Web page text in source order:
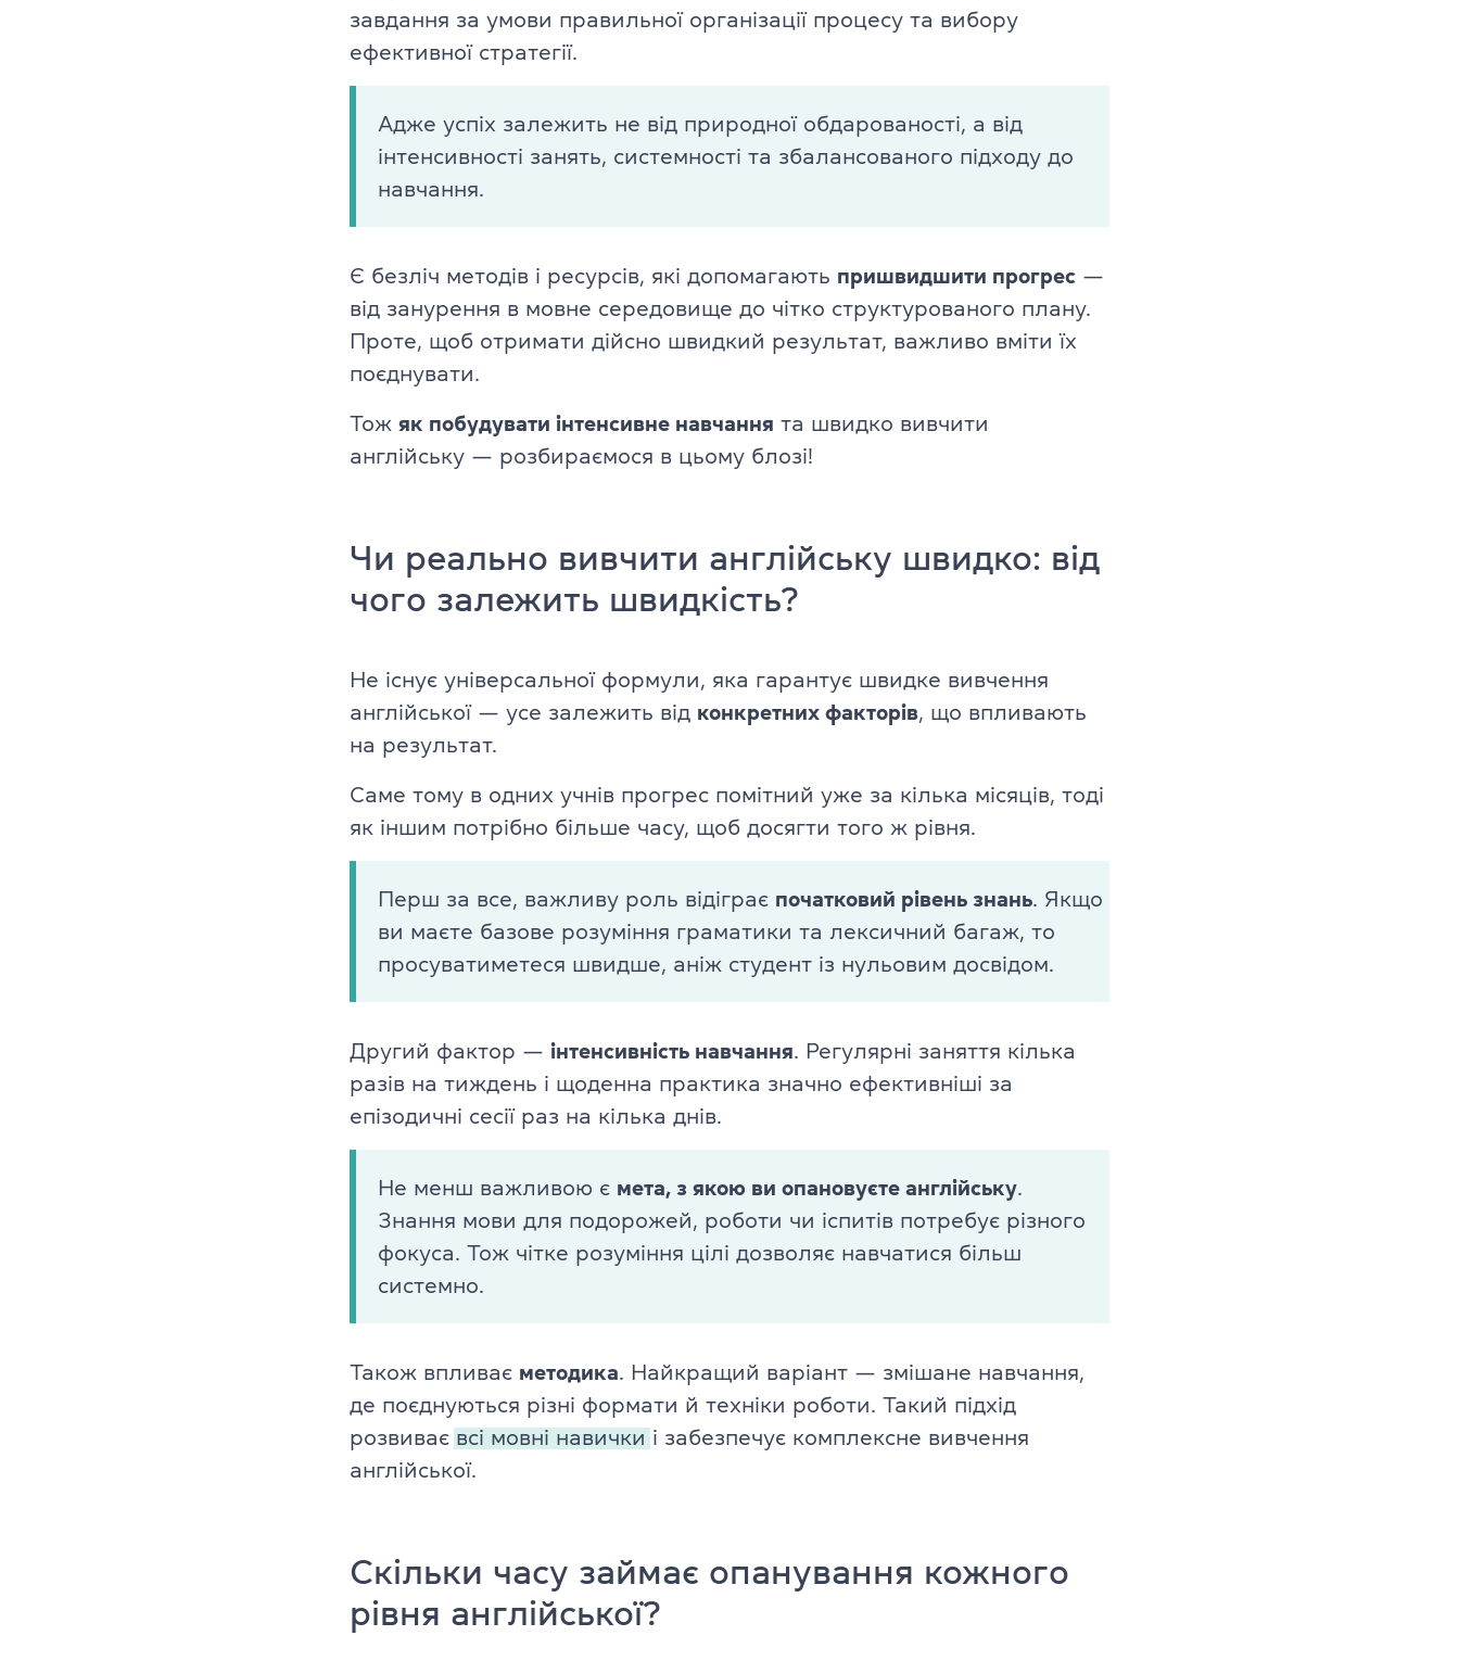
Платформа Grade University
НМТ
KET, PET, FCE (для підлітків)
FCE, CAE, CPE (для дорослих)
DELTA (для викладачів)
Linguaskill
IELTS
Партнерська програма
Курси англійської мови
Ліцензії
Викладачі
Блог
Новини
Контакти
Англійська для дітей 11–12 років
Літній експрес-курс для дітей 11–12 років
DELTA Module 2
DELTA Module 3
TKT Module 3
TKT Module YL
B1 Preliminary (PET) + for Schools
C1 Advanced (CAE)
C2 Proficiency (CPE)
DELTA Module 1
Підготовка до IELTS
Підготовка до TOEFL
завдання за умови правильної організації процесу та вибору
ефективної стратегії.
Адже успіх залежить не від природної обдарованості, а від
інтенсивності занять, системності та збалансованого підходу до
навчання.
Є безліч методів і ресурсів, які допомагають пришвидшити прогрес —
від занурення в мовне середовище до чітко структурованого плану.
Проте, щоб отримати дійсно швидкий результат, важливо вміти їх
поєднувати.
Тож як побудувати інтенсивне навчання та швидко вивчити
англійську — розбираємося в цьому блозі!
Чи реально вивчити англійську швидко: від
чого залежить швидкість?
Не існує універсальної формули, яка гарантує швидке вивчення
англійської — усе залежить від конкретних факторів, що впливають
на результат.
Саме тому в одних учнів прогрес помітний уже за кілька місяців, тоді
як іншим потрібно більше часу, щоб досягти того ж рівня.
Перш за все, важливу роль відіграє початковий рівень знань . Якщо
ви маєте базове розуміння граматики та лексичний багаж, то
просуватиметеся швидше, аніж студент із нульовим досвідом.
Другий фактор — інтенсивність навчання. Регулярні заняття кілька
разів на тиждень і щоденна практика значно ефективніші за
епізодичні сесії раз на кілька днів.
Не менш важливою є мета, з якою ви опановуєте англійську
Знання мови для подорожей, роботи чи іспитів потребує різного
фокуса. Тож чітке розуміння цілі дозволяє навчатися більш
системно.
Також впливає методика. Найкращий варіант — змішане навчання,
де поєднуються різні формати й техніки роботи. Такий підхід
розвиває всі мовні навички і забезпечує комплексне вивчення
англійської.
Скільки часу займає опанування кожного
рівня англійської?